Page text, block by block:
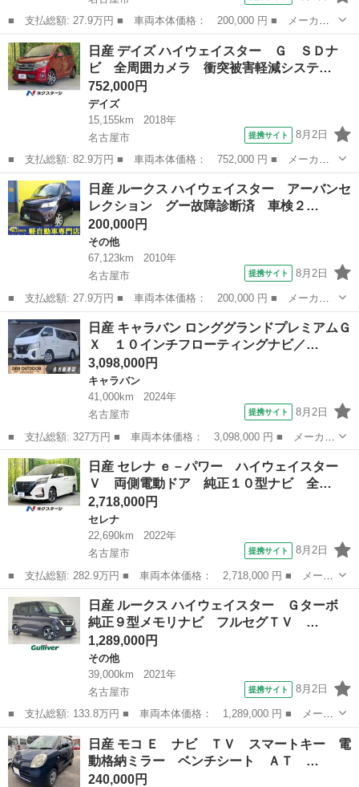
■ 支払総額: 27.9万円 ■ 車両本体価格： 200,000 円 ■ メーカー
名： 日産 ■ 車種名： ルークス ■ グレード名： ハイウェイス
ター アーバンセレクション グー故障診断済 車検２年 走行距離
６７１３０ｋ...
愛知 名古屋市 その他
日産 デイズ ハイウェイスター Ｇ ＳＤナ
ビ 全周囲カメラ 衝突被害軽減システ…
752,000円
デイズ
15,155km
2018年
名古屋市
提携サイト 8月2日
■ 支払総額: 82.9万円 ■ 車両本体価格： 752,000 円 ■ メーカー
名： 日産 ■ 車種名： デイズ ■ グレード名： ハイウェイスタ
ー Ｇ ＳＤナビ 全周囲カメラ 衝突被害軽減システム 禁煙車
ドラレコ コ...
愛知 名古屋市 デイズ
日産 ルークス ハイウェイスター アーバンセ
レクション グー故障診断済 車検２…
200,000円
その他
67,123km
2010年
名古屋市
提携サイト 8月2日
■ 支払総額: 27.9万円 ■ 車両本体価格： 200,000 円 ■ メーカー
名： 日産 ■ 車種名： ルークス ■ グレード名： ハイウェイス
ター アーバンセレクション グー故障診断済 車検２年 走行距離
６７１３０ｋ...
愛知 名古屋市 その他
日産 キャラバン ロンググランドプレミアムＧ
Ｘ １０インチフローティングナビ／…
3,098,000円
キャラバン
41,000km
2024年
名古屋市
提携サイト 8月2日
■ 支払総額: 327万円 ■ 車両本体価格： 3,098,000 円 ■ メーカー
名： 日産 ■ 車種名： キャラバン ■ グレード名： ロンググラ
ンドプレミアムＧＸ １０インチフローティングナビ／アラウンドビ
ューモニタ...
愛知 名古屋市 キャラバン
日産 セレナ ｅ－パワー ハイウェイスター
Ｖ 両側電動ドア 純正１０型ナビ 全…
2,718,000円
セレナ
22,690km
2022年
名古屋市
提携サイト 8月2日
■ 支払総額: 282.9万円 ■ 車両本体価格： 2,718,000 円 ■ メーカ
ー名： 日産 ■ 車種名： セレナ ■ グレード名： ｅ－パワー
ハイウェイスターＶ 両側電動ドア 純正１０型ナビ 全周囲カメ
ラ 衝突被...
愛知 名古屋市 セレナ
日産 ルークス ハイウェイスター Ｇターボ
純正９型メモリナビ フルセグＴＶ …
1,289,000円
その他
39,000km
2021年
名古屋市
提携サイト 8月2日
■ 支払総額: 133.8万円 ■ 車両本体価格： 1,289,000 円 ■ メーカ
ー名： 日産 ■ 車種名： ルークス ■ グレード名： ハイウェイ
スター Ｇターボ 純正９型メモリナビ フルセグＴＶ ＣＤ ＤＶ
Ｄ Ｂｌ...
愛知 名古屋市
日産 モコ Ｅ ナビ ＴＶ スマートキー 電
動格納ミラー ベンチシート ＡＴ …
240,000円